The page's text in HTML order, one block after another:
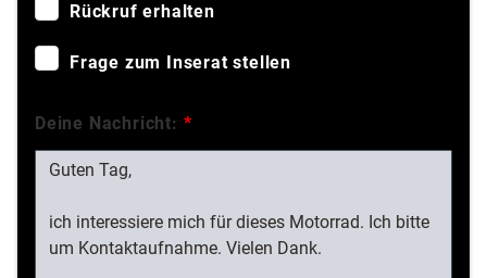
Rückruf erhalten
Frage zum Inserat stellen
Deine Nachricht: *